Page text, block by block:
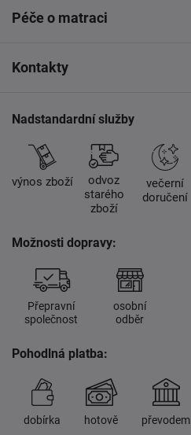
Péče o matraci
Kontakty
Nadstandardní služby
výnos zboží
odvoz
starého
zboží
večerní
doručení
Možnosti dopravy:
Přepravní
společnost
osobní
odběr
Pohodlná platba:
dobírka hotově převodem